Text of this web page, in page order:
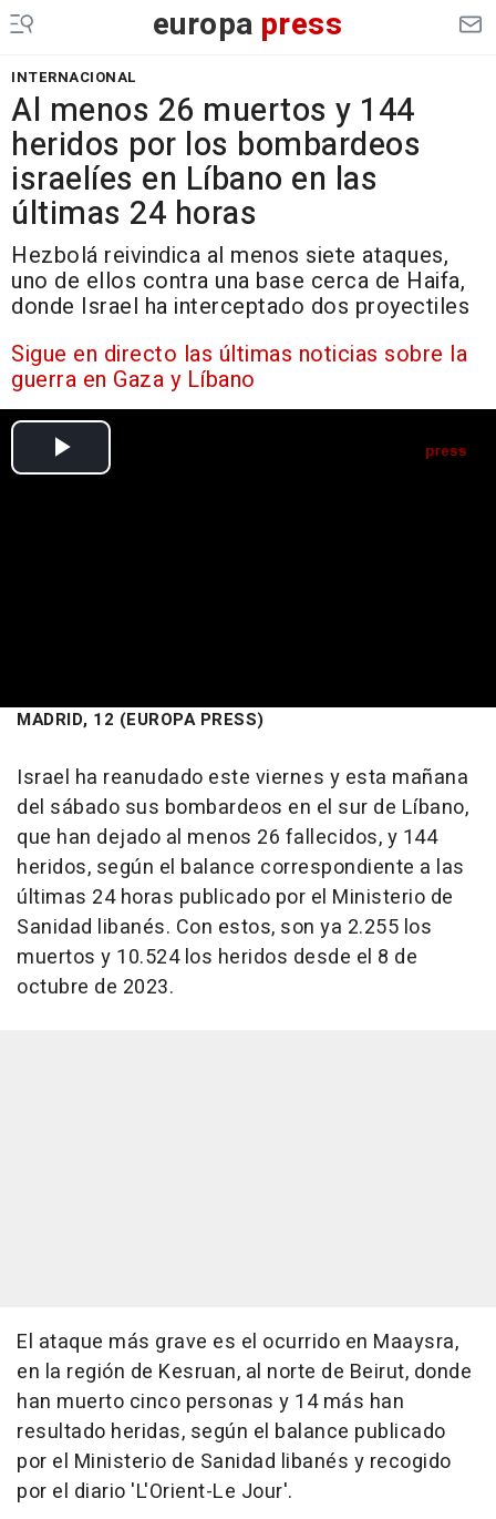
europa press
INTERNACIONAL
Al menos 26 muertos y 144
heridos por los bombardeos
israelíes en Líbano en las
últimas 24 horas
Hezbolá reivindica al menos siete ataques,
uno de ellos contra una base cerca de Haifa,
donde Israel ha interceptado dos proyectiles
Sigue en directo las últimas noticias sobre la
guerra en Gaza y Líbano
MADRID, 12 (EUROPA PRESS)
Israel ha reanudado este viernes y esta mañana
del sábado sus bombardeos en el sur de Líbano,
que han dejado al menos 26 fallecidos, y 144
heridos, según el balance correspondiente a las
últimas 24 horas publicado por el Ministerio de
Sanidad libanés. Con estos, son ya 2.255 los
muertos y 10.524 los heridos desde el 8 de
octubre de 2023.
El ataque más grave es el ocurrido en Maaysra,
en la región de Kesruan, al norte de Beirut, donde
han muerto cinco personas y 14 más han
resultado heridas, según el balance publicado
por el Ministerio de Sanidad libanés y recogido
por el diario 'L'Orient-Le Jour'.